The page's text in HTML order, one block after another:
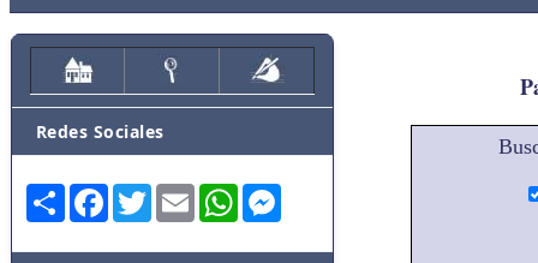
Redes Sociales
Share FacebookTwitterEmail WhatsApp